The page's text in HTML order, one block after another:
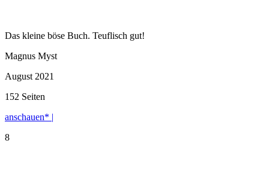
Das kleine böse Buch. Teuflisch gut!
Magnus Myst
August 2021
152 Seiten
anschauen* |
8